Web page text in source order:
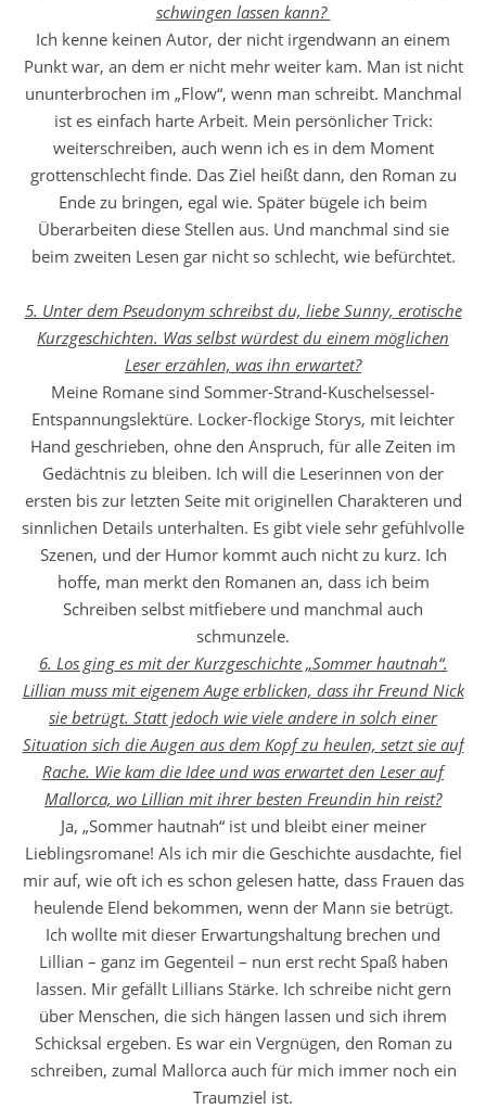
schwingen lassen kann?
Ich kenne keinen Autor, der nicht irgendwann an einem
Punkt war, an dem er nicht mehr weiter kam. Man ist nicht
ununterbrochen im „Flow“, wenn man schreibt. Manchmal
ist es einfach harte Arbeit. Mein persönlicher Trick:
weiterschreiben, auch wenn ich es in dem Moment
grottenschlecht finde. Das Ziel heißt dann, den Roman zu
Ende zu bringen, egal wie. Später bügele ich beim
Überarbeiten diese Stellen aus. Und manchmal sind sie
beim zweiten Lesen gar nicht so schlecht, wie befürchtet.
5. Unter dem Pseudonym schreibst du, liebe Sunny, erotische
Kurzgeschichten. Was selbst würdest du einem möglichen
Leser erzählen, was ihn erwartet?
Meine Romane sind Sommer-Strand-Kuschelsessel-
Entspannungslektüre. Locker-flockige Storys, mit leichter
Hand geschrieben, ohne den Anspruch, für alle Zeiten im
Gedächtnis zu bleiben. Ich will die Leserinnen von der
ersten bis zur letzten Seite mit originellen Charakteren und
sinnlichen Details unterhalten. Es gibt viele sehr gefühlvolle
Szenen, und der Humor kommt auch nicht zu kurz. Ich
hoffe, man merkt den Romanen an, dass ich beim
Schreiben selbst mitfiebere und manchmal auch
schmunzele.
6. Los ging es mit der Kurzgeschichte „Sommer hautnah“.
Lillian muss mit eigenem Auge erblicken, dass ihr Freund Nick
sie betrügt. Statt jedoch wie viele andere in solch einer
Situation sich die Augen aus dem Kopf zu heulen, setzt sie auf
Rache. Wie kam die Idee und was erwartet den Leser auf
Mallorca, wo Lillian mit ihrer besten Freundin hin reist?
Ja, „Sommer hautnah“ ist und bleibt einer meiner
Lieblingsromane! Als ich mir die Geschichte ausdachte, fiel
mir auf, wie oft ich es schon gelesen hatte, dass Frauen das
heulende Elend bekommen, wenn der Mann sie betrügt.
Ich wollte mit dieser Erwartungshaltung brechen und
Lillian – ganz im Gegenteil – nun erst recht Spaß haben
lassen. Mir gefällt Lillians Stärke. Ich schreibe nicht gern
über Menschen, die sich hängen lassen und sich ihrem
Schicksal ergeben. Es war ein Vergnügen, den Roman zu
schreiben, zumal Mallorca auch für mich immer noch ein
Traumziel ist.